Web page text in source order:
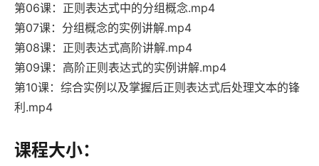
第06课：正则表达式中的分组概念.mp4
第07课：分组概念的实例讲解.mp4
第08课：正则表达式高阶讲解.mp4
第09课：高阶正则表达式的实例讲解.mp4
第10课：综合实例以及掌握后正则表达式后处理文本的锋
利.mp4
课程大小：